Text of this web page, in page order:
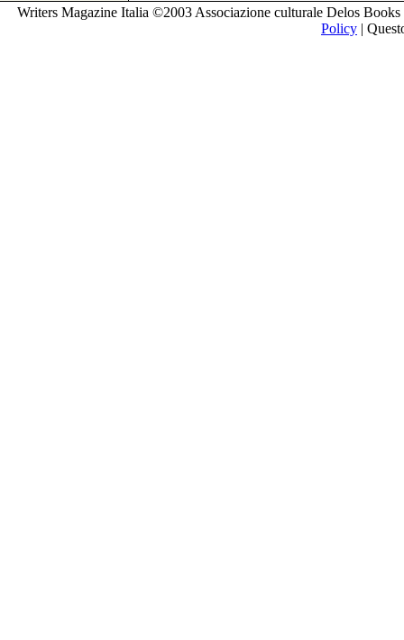
Writers Magazine Italia ©2003 Associazione culturale Delos
Policy |